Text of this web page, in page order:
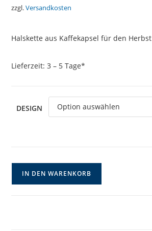
zzgl.Versandkosten
Halskette aus Kaffekapsel für den Herbst
Lieferzeit:3 – 5 Tage*
DESIGN
IN DEN WARENKORB